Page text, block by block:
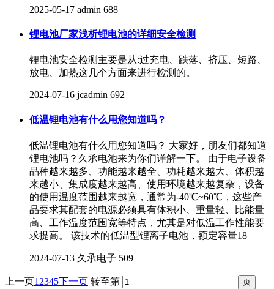
2025-05-17 admin 688
锂电池厂家浅析锂电池的详细安全检测
锂电池安全检测主要是从:过充电、跌落、挤压、短路、
放电、加热这几个方面来进行检测的。
2024-07-16 jcadmin 692
低温锂电池有什么用您知道吗？
低温锂电池有什么用您知道吗？ 大家好，朋友们都知道
锂电池吗？久承电池来为你们详解一下。 由于电子设备
品种越来越多、功能越来越全、功耗越来越大、体积越
来越小、集成度越来越高、使用环境越来越复杂，设备
的使用温度范围越来越宽，通常为-40℃~60℃，这些产
品要求其配套的电源必须具有体积小、重量轻、比能量
高、工作温度范围宽等特点，尤其是对低温工作性能要
求提高。 该技术的低温型锂离子电池，额定容量18
2024-07-13 久承电子 509
上一页1 2345下一页 转至第